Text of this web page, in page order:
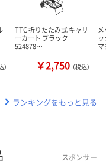
）
TTC 折りたたみ式 キャリ
ーカート ブラック
524878…
￥2,750 （税込）
ランキングをもっと見る
スポンサー